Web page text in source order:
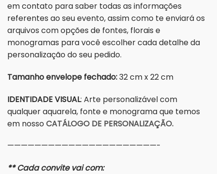
em contato para saber todas as informações
referentes ao seu evento, assim como te enviará os
arquivos com opções de fontes, florais e
monogramas para você escolher cada detalhe da
personalização do seu pedido.
Tamanho envelope fechado:32 cm x 22 cm
IDENTIDADE VISUAL: Arte personalizável com
qualquer aquarela, fonte e monograma que temos
em nossoCATÁLOGO DE PERSONALIZAÇÃO.
——————————————————————-
** Cada convite vai com: